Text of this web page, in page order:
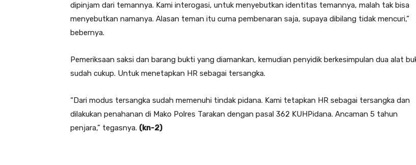
dipinjam dari temannya. Kami interogasi, untuk menyebutkan identitas temannya, malah tak bisa
menyebutkan namanya. Alasan teman itu cuma pembenaran saja, supaya dibilang tidak mencuri,”
bebernya.
Pemeriksaan saksi dan barang bukti yang diamankan, kemudian penyidik berkesimpulan dua alat
sudah cukup. Untuk menetapkan HR sebagai tersangka.
“Dari modus tersangka sudah memenuhi tindak pidana. Kami tetapkan HR sebagai tersangka dan
dilakukan penahanan di Mako Polres Tarakan dengan pasal 362 KUHPidana. Ancaman 5 tahun
penjara,” tegasnya. (kn-2)